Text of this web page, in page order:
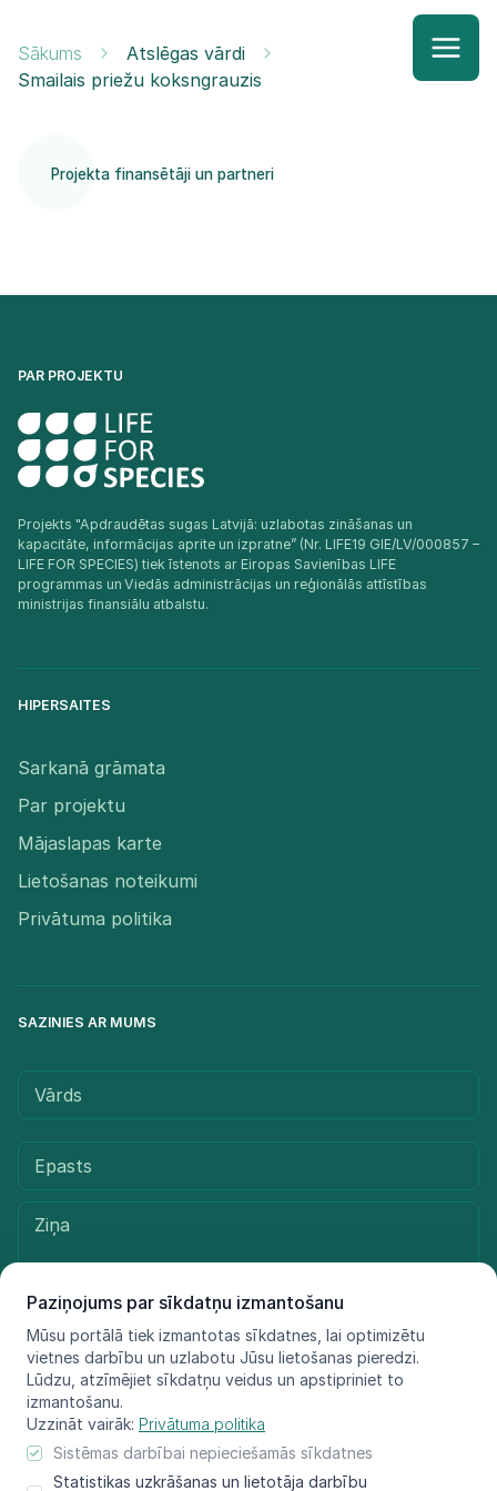
Paziņojums par sīkdatņu izmantošanu
Mūsu portālā tiek izmantotas sīkdatnes, lai optimizētu
vietnes darbību un uzlabotu Jūsu lietošanas pieredzi.
Lūdzu, atzīmējiet sīkdatņu veidus un apstipriniet to
izmantošanu.
Uzzināt vairāk: Privātuma politika
Sistēmas darbībai nepieciešamās sīkdatnes
Statistikas uzkrāšanas un lietotāja darbību
Sākums
Atslēgas vārdi
Smailais priežu koksngrauzis
Projekta finansētāji un partneri
PAR PROJEKTU
Projekts "Apdraudētas sugas Latvijā: uzlabotas zināšanas un
kapacitāte, informācijas aprite un izpratne” (Nr. LIFE19 GIE/LV/000857 –
LIFE FOR SPECIES) tiek īstenots ar Eiropas Savienības LIFE
programmas un Viedās administrācijas un reģionālās attīstības
ministrijas finansiālu atbalstu.​
HIPERSAITES
Sarkanā grāmata
Par projektu
Mājaslapas karte
Lietošanas noteikumi
Privātuma politika
SAZINIES AR MUMS
Sūtīt ziņu
© LIFE FOR SPECIES, 2021 - 2025
Informācija atspoguļo tikai projekta LIFE FOR SPECIES īstenotāju